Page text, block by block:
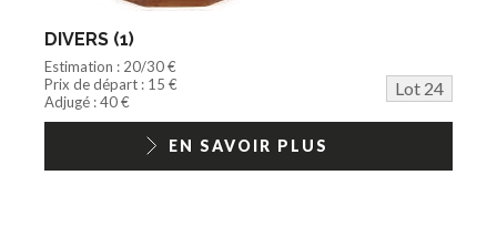
DIVERS (1)
Estimation : 20/30 €
Prix de départ : 15 €
Lot 24
Adjugé : 40 €
EN SAVOIR PLUS